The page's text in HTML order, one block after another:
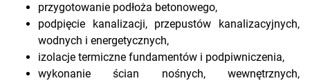
przygotowanie podłoża betonowego,
podpięcie kanalizacji, przepustów kanalizacyjnych,
wodnych i energetycznych,
izolacje termiczne fundamentów i podpiwniczenia,
wykonanie ścian nośnych, wewnętrznych,